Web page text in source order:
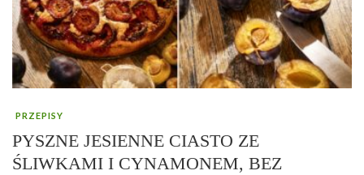
PRZEPISY
PYSZNE JESIENNE CIASTO ZE
ŚLIWKAMI I CYNAMONEM, BEZ